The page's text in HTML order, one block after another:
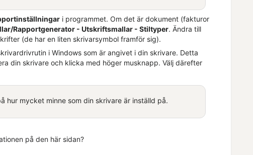
i programmet. Om det är dokument (fakturor
Rapportgenerator - Utskriftsmallar - Stiltyper. Ändra till
(de har en liten skrivarsymbol framför sig).
i Windows som är angivet i din skrivare. Detta
din skrivare och klicka med höger musknapp. Välj därefter
hur mycket minne som din skrivare är inställd på.
på den här sidan?